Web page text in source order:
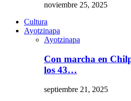
noviembre 25, 2025
Cultura
Ayotzinapa
Ayotzinapa
Con marcha en
los 43…
septiembre 21, 2025